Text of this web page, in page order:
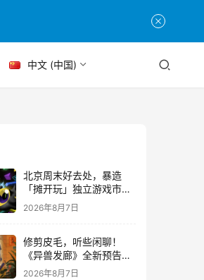
中文 (中国)
北京周末好去处，暴造
「摊开玩」独立游戏市集
正式开票！
2026年8月7日
修剪皮毛，听些闲聊！
《异兽发廊》全新预告与
Steam免费试玩公开
2026年8月7日